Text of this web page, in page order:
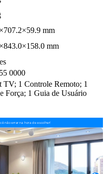
mm
mm
0000
TV; 1 Controle Remoto; 1
Força; 1 Guia de Usuário